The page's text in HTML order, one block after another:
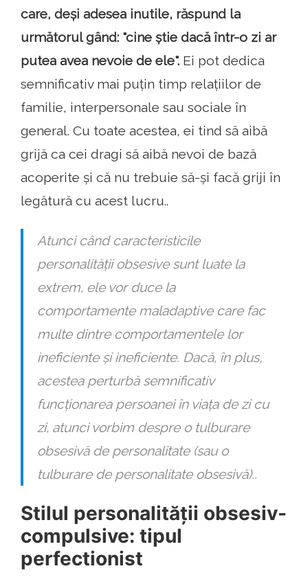
care, deși adesea inutile, răspund la
următorul gând: "cine știe dacă într-o zi ar
putea avea nevoie de ele". Ei pot dedica
semnificativ mai puțin timp relațiilor de
familie, interpersonale sau sociale în
general. Cu toate acestea, ei tind să aibă
grijă ca cei dragi să aibă nevoi de bază
acoperite și că nu trebuie să-și facă griji în
legătură cu acest lucru..
Atunci când caracteristicile
personalității obsesive sunt luate la
extrem, ele vor duce la
comportamente maladaptive care fac
multe dintre comportamentele lor
ineficiente și ineficiente. Dacă, în plus,
acestea perturbă semnificativ
funcționarea persoanei în viața de zi cu
zi, atunci vorbim despre o tulburare
obsesivă de personalitate (sau o
tulburare de personalitate obsesivă)..
Stilul personalității obsesiv-
compulsive: tipul
perfectionist